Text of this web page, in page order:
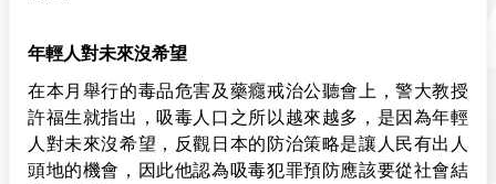
年輕人對未來沒希望
在本月舉行的毒品危害及藥癮戒治公聽會上，警大教授
許福生就指出，吸毒人口之所以越來越多，是因為年輕
人對未來沒希望，反觀日本的防治策略是讓人民有出人
頭地的機會，因此他認為吸毒犯罪預防應該要從社會結